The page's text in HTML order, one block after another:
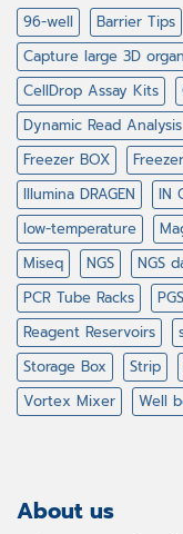
96-well Barrier Tips
Capture large 3D
CellDrop Assay Kits
Dynamic Read
Freezer BOX
Illumina DRAGEN
IN
low-temperature
Miseq
NGS NGS
PCR Tube Racks
PGS
Reagent Reservoirs
Storage Box
Strip
Vortex Mixer
Well
About us